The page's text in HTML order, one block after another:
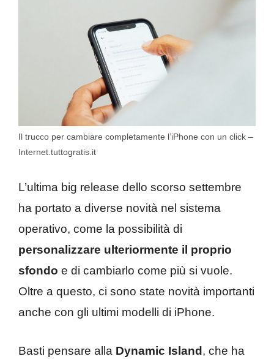
Il trucco per cambiare completamente l’iPhone con un click –
Internet.tuttogratis.it
L’ultima big release dello scorso settembre
ha portato a diverse novità nel sistema
operativo, come la possibilità di
personalizzare ulteriormente il proprio
sfondo e di cambiarlo come più si vuole.
Oltre a questo, ci sono state novità importanti
anche con gli ultimi modelli di iPhone.
Basti pensare alla Dynamic Island, che ha